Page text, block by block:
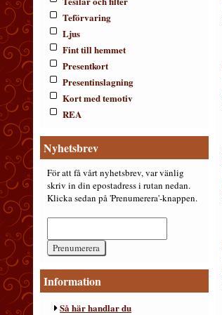
Teförvaring
Ljus
Fint till hemmet
Presentkort
Presentinslagning
Kort med temotiv
REA
Nyhetsbrev
För att få vårt nyhetsbrev, var vänlig
skriv in din epostadress i rutan nedan.
Klicka sedan på 'Prenumerera'-knappen.
Information
Så här handlar du